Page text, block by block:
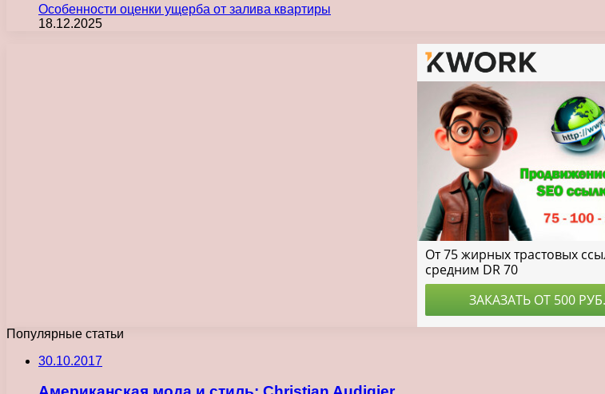
Особенности оценки ущерба от залива квартиры
18.12.2025
Популярные статьи
30.10.2017